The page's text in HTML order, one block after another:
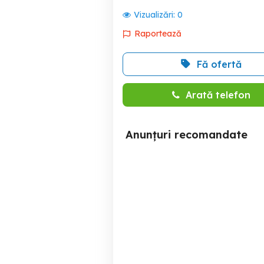
Vizualizări: 0
Raportează
Fă ofertă
Arată telefon
Anunțuri recomandate